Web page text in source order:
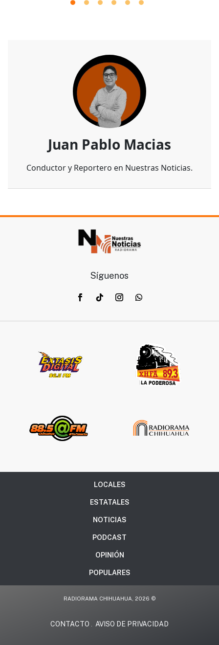
Juan Pablo Macias
Conductor y Reportero en Nuestras Noticias.
Síguenos
LOCALES
ESTATALES
NOTICIAS
PODCAST
OPINIÓN
POPULARES
RADIORAMA CHIHUAHUA, 2026 ©
CONTACTO AVISO DE PRIVACIDAD